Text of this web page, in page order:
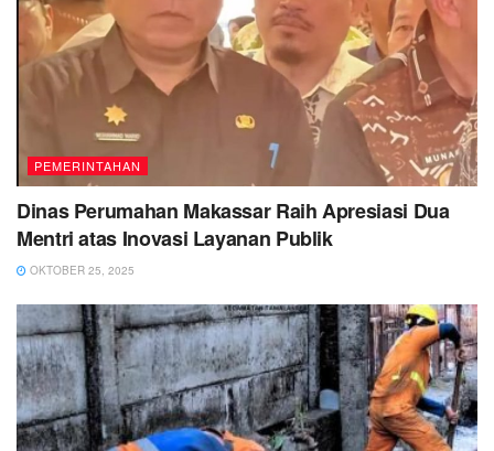
PEMERINTAHAN
Dinas Perumahan Makassar Raih Apresiasi Dua
Mentri atas Inovasi Layanan Publik
OKTOBER 25, 2025